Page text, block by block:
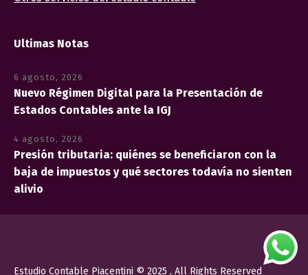
Ultimas Notas
6 agosto, 2026
Nuevo Régimen Digital para la Presentación de
Estados Contables ante la IGJ
4 agosto, 2026
Presión tributaria: quiénes se beneficiaron con la
baja de impuestos y qué sectores todavía no sienten
alivio
Estudio Contable Piacentini © 2025 , All Rights Reserved